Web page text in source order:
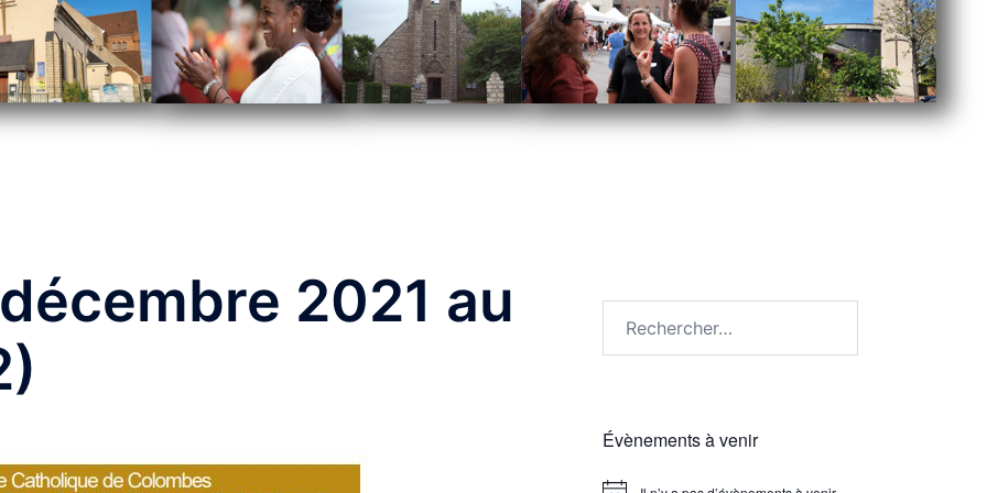
2021 au
Évènements à venir